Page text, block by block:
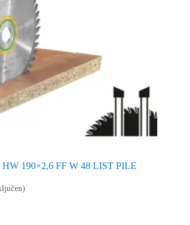
HW 190×2,6 FF W 48 LIST PILE